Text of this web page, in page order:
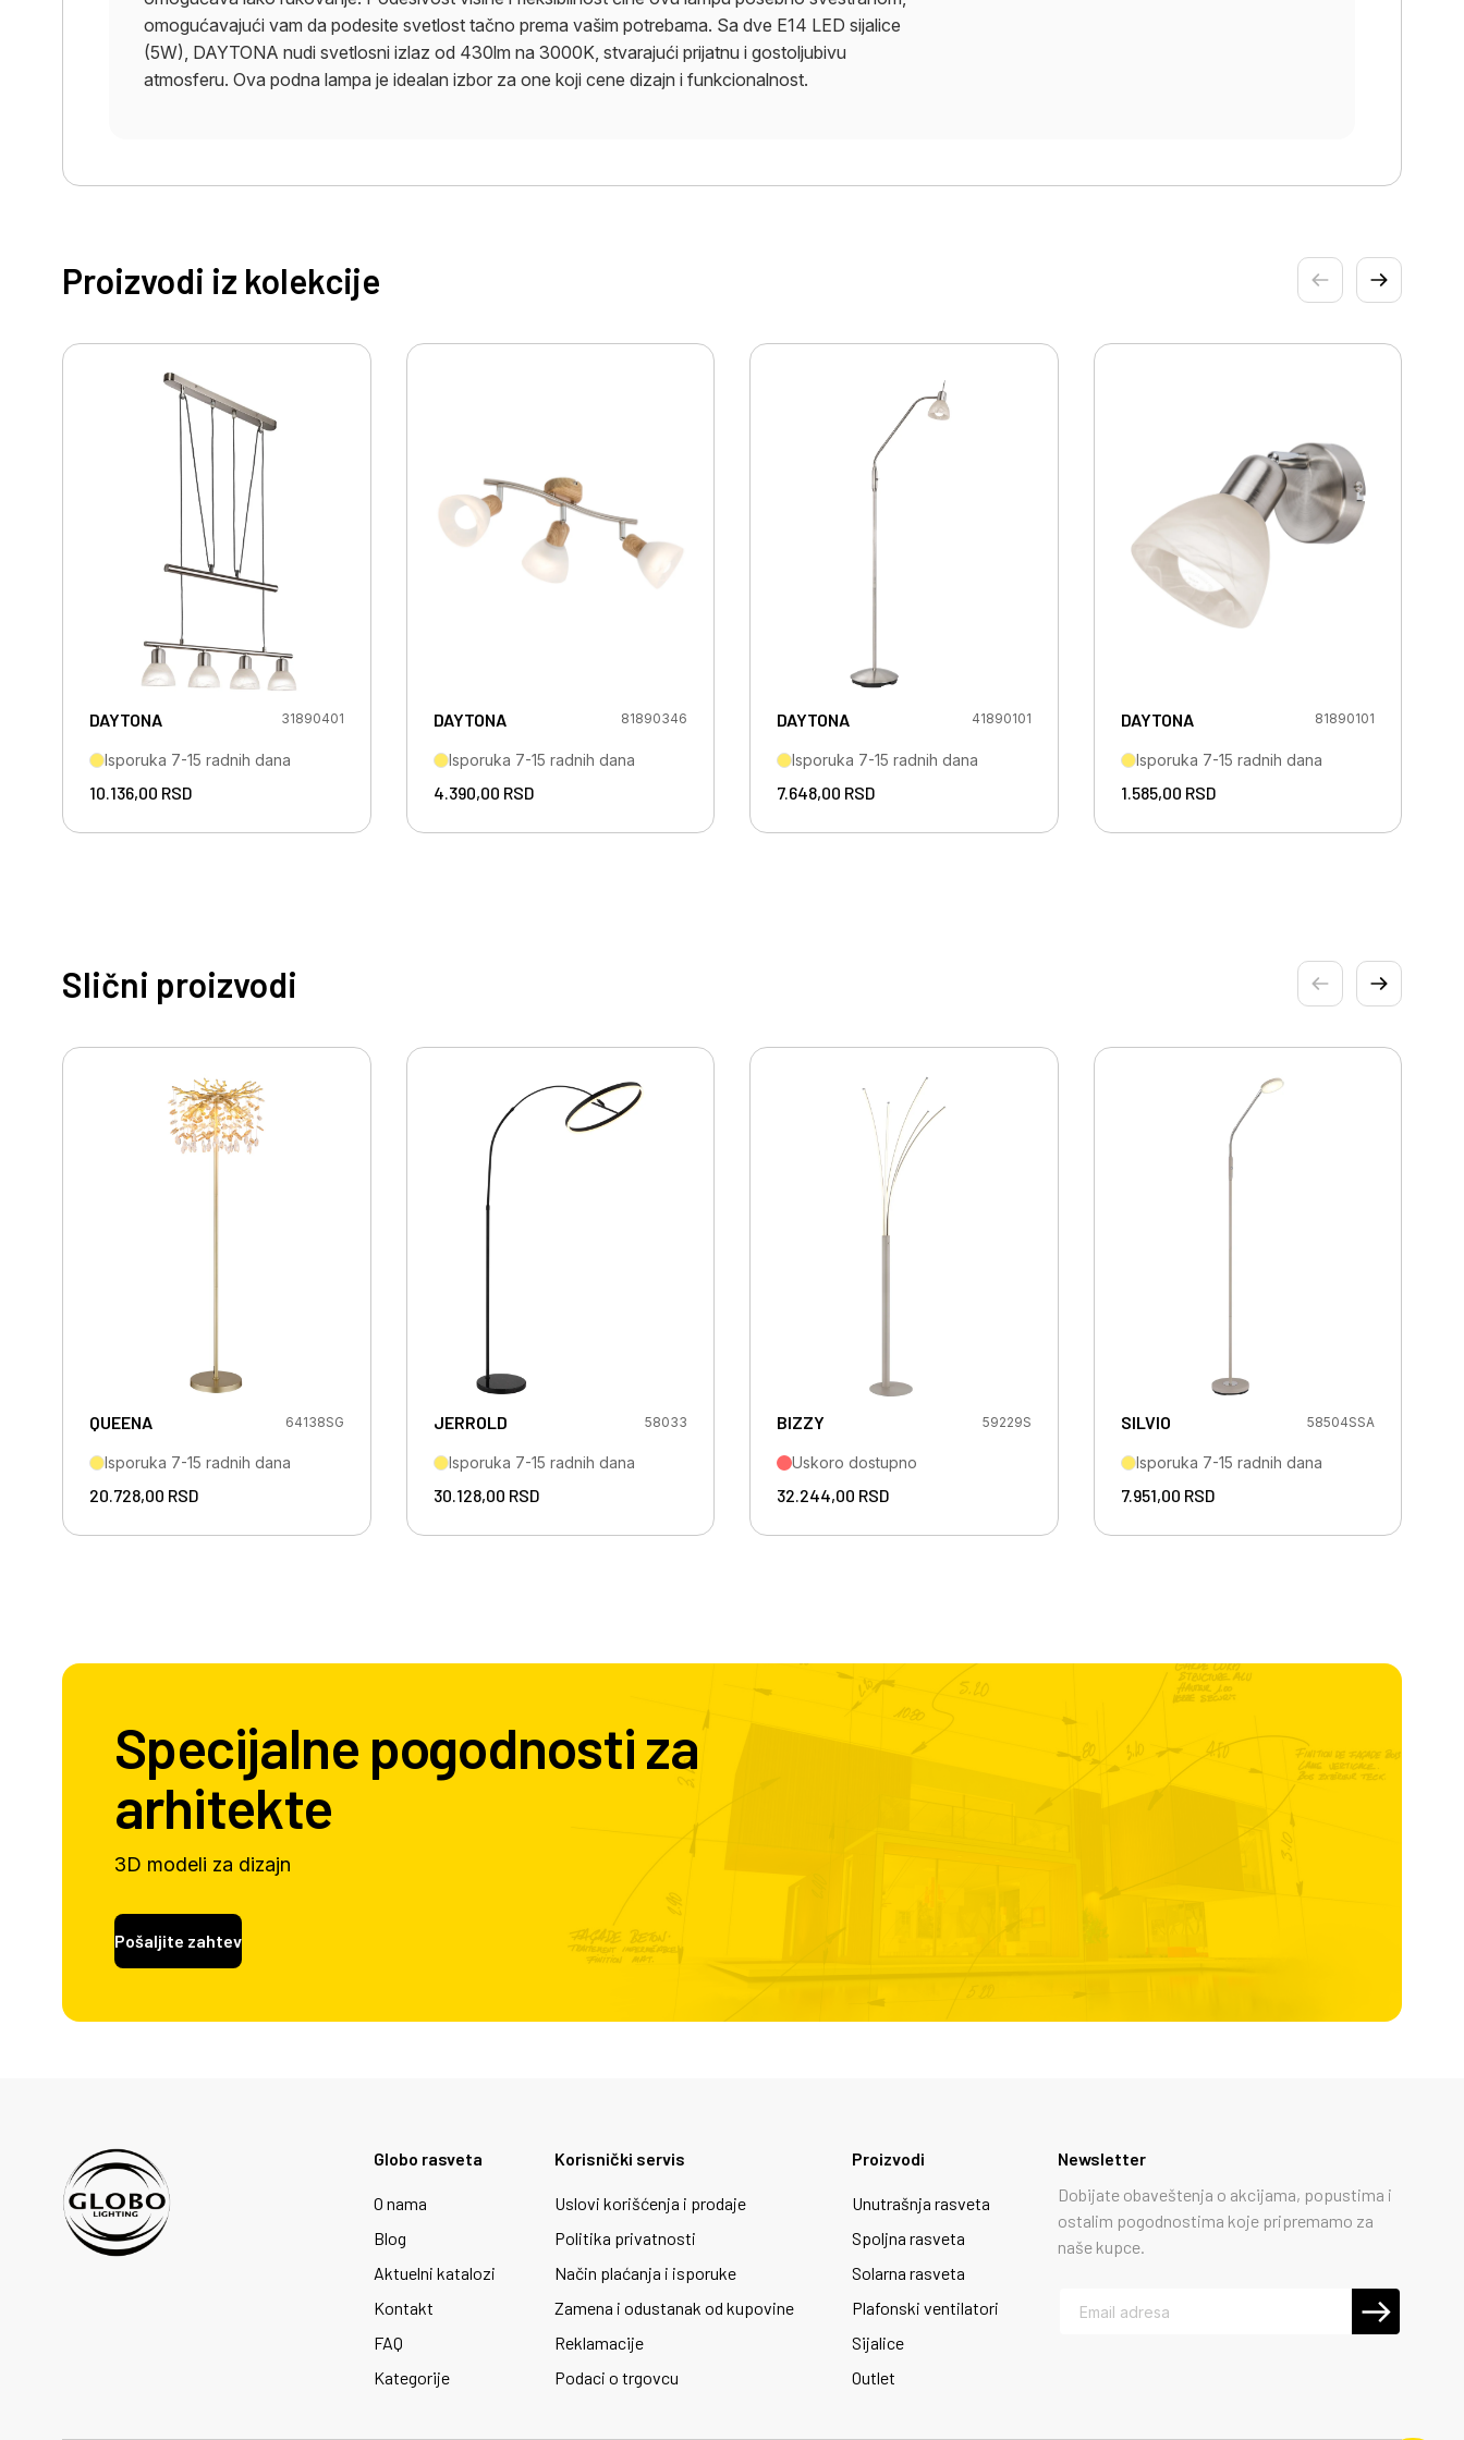
omogućavajući vam da podesite svetlost tačno prema vašim potrebama. Sa dve E14 LED sijalice
(5W), DAYTONA nudi svetlosni izlaz od 430lm na 3000K, stvarajući prijatnu i gostoljubivu
atmosferu. Ova podna lampa je idealan izbor za one koji cene dizajn i funkcionalnost.
Proizvodi iz kolekcije
DAYTONA 31890401
Isporuka 7-15 radnih dana
10.136,00 RSD
DAYTONA 81890346
Isporuka 7-15 radnih dana
4.390,00 RSD
DAYTONA 41890101
Isporuka 7-15 radnih dana
7.648,00 RSD
DAYTONA 81890101
Isporuka 7-15 radnih dana
1.585,00 RSD
Slični proizvodi
QUEENA 64138SG
Isporuka 7-15 radnih dana
20.728,00 RSD
JERROLD 58033
Isporuka 7-15 radnih dana
30.128,00 RSD
BIZZY 59229S
Uskoro dostupno
32.244,00 RSD
SILVIO 58504SSA
Isporuka 7-15 radnih dana
7.951,00 RSD
Specijalne pogodnosti za
arhitekte
3D modeli za dizajn
Pošaljite zahtev
Globo rasveta
O nama
Blog
Aktuelni katalozi
Kontakt
FAQ
Kategorije
Korisnički servis
Uslovi korišćenja i prodaje
Politika privatnosti
Način plaćanja i isporuke
Zamena i odustanak od kupovine
Reklamacije
Podaci o trgovcu
Proizvodi
Unutrašnja rasveta
Spoljna rasveta
Solarna rasveta
Plafonski ventilatori
Sijalice
Outlet
Newsletter
Dobijate obaveštenja o akcijama, popustima i
ostalim pogodnostima koje pripremamo za
naše kupce.